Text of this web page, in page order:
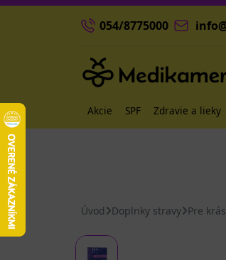
054/8775000
Akcie SPF Zdravie a lieky
Úvod Doplnky stravy Pre